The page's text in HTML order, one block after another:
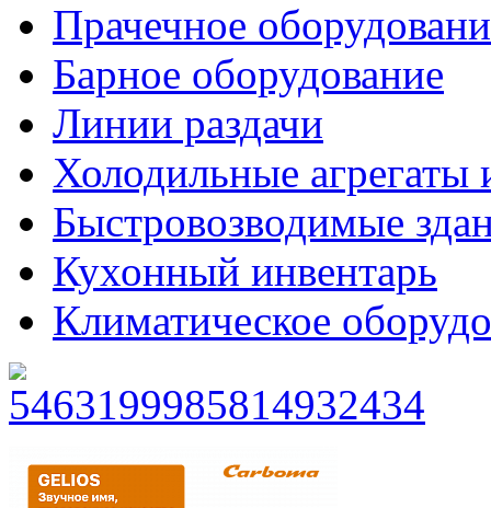
Прачечное
Барное оборудование
Линии раздачи
Холодильные агрегаты
Быстровозводимые
Кухонный инвентарь
Климатическое